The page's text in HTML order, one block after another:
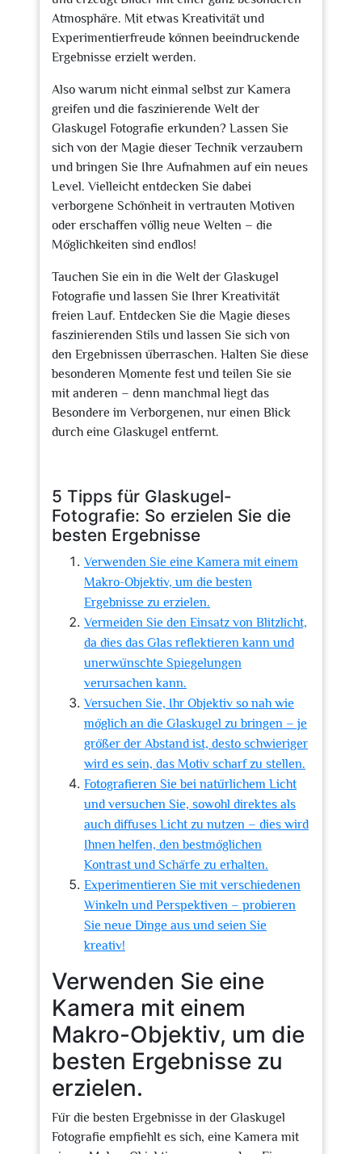
Atmosphäre. Mit etwas Kreativität und
Experimentierfreude können beeindruckende
Ergebnisse erzielt werden.
Also warum nicht einmal selbst zur Kamera
greifen und die faszinierende Welt der
Glaskugel Fotografie erkunden? Lassen Sie
sich von der Magie dieser Technik verzaubern
und bringen Sie Ihre Aufnahmen auf ein neues
Level. Vielleicht entdecken Sie dabei
verborgene Schönheit in vertrauten Motiven
oder erschaffen völlig neue Welten – die
Möglichkeiten sind endlos!
Tauchen Sie ein in die Welt der Glaskugel
Fotografie und lassen Sie Ihrer Kreativität
freien Lauf. Entdecken Sie die Magie dieses
faszinierenden Stils und lassen Sie sich von
den Ergebnissen überraschen. Halten Sie diese
besonderen Momente fest und teilen Sie sie
mit anderen – denn manchmal liegt das
Besondere im Verborgenen, nur einen Blick
durch eine Glaskugel entfernt.
5 Tipps für Glaskugel-
Fotografie: So erzielen Sie die
besten Ergebnisse
Verwenden Sie eine Kamera mit einem
Makro-Objektiv, um die besten
Ergebnisse zu erzielen.
Vermeiden Sie den Einsatz von Blitzlicht,
da dies das Glas reflektieren kann und
unerwünschte Spiegelungen
verursachen kann.
Versuchen Sie, Ihr Objektiv so nah wie
möglich an die Glaskugel zu bringen – je
größer der Abstand ist, desto schwieriger
wird es sein, das Motiv scharf zu stellen.
Fotografieren Sie bei natürlichem Licht
und versuchen Sie, sowohl direktes als
auch diffuses Licht zu nutzen – dies wird
Ihnen helfen, den bestmöglichen
Kontrast und Schärfe zu erhalten.
Experimentieren Sie mit verschiedenen
Winkeln und Perspektiven – probieren
Sie neue Dinge aus und seien Sie
kreativ!
Verwenden Sie eine
Kamera mit einem
Makro-Objektiv, um die
besten Ergebnisse zu
erzielen.
Für die besten Ergebnisse in der Glaskugel
Fotografie empfiehlt es sich, eine Kamera mit